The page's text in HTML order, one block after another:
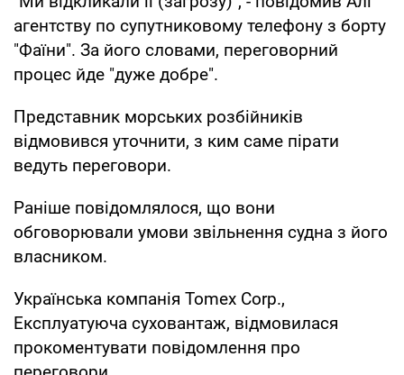
агентству по супутниковому телефону з борту
"Фаїни". За його словами, переговорний
процес йде "дуже добре".
Представник морських розбійників
відмовився уточнити, з ким саме пірати
ведуть переговори.
Раніше повідомлялося, що вони
обговорювали умови звільнення судна з його
власником.
Українська компанія Tomex Corp.,
Експлуатуюча суховантаж, відмовилася
прокоментувати повідомлення про